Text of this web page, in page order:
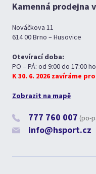
Kamenná prodejna
Nováčkova 11
614 00 Brno – Husovice
Otevírací doba:
PO – PÁ: od 9:00 do 17:00
K 30. 6. 2026 zavíráme
Zobrazit na mapě
777 760 007 (po-
info@hsport.cz